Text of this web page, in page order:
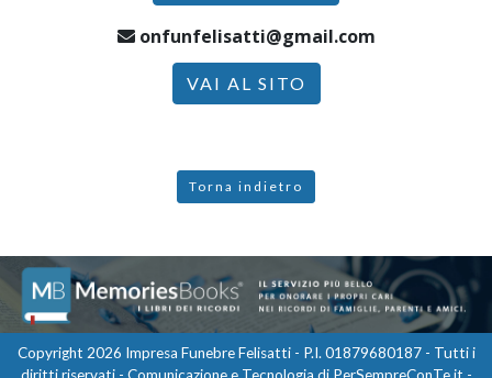
onfunfelisatti@gmail.com
VAI AL SITO
Torna indietro
Copyright 2026 Impresa Funebre Felisatti - P.I. 01879680187 - Tutti i